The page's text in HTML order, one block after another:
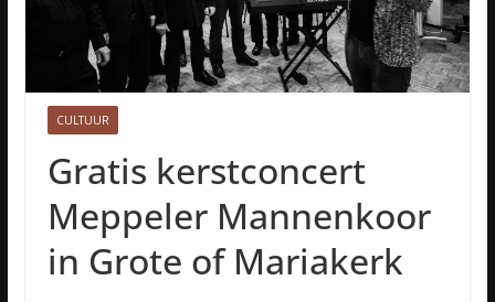
CULTUUR
Gratis kerstconcert
Meppeler Mannenkoor
in Grote of Mariakerk